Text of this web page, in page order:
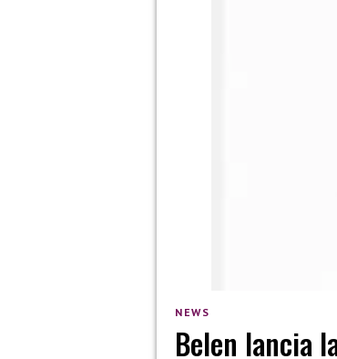
NEWS
Belen lancia